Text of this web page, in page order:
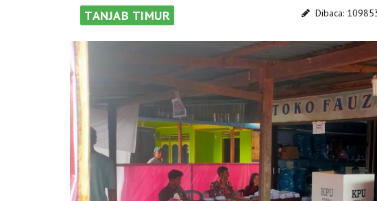
TANJAB TIMUR Dibaca: